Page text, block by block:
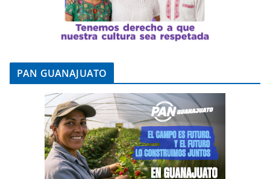
PAN GUANAJUATO